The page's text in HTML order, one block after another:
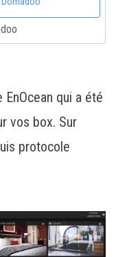
qui a été
vos box. Sur
protocole